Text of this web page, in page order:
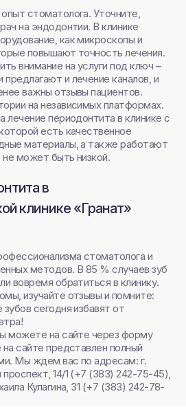
стоматолога. Уточните,
на эндодонтии. В клинике
как микроскопы и
повышают точность лечения.
внимание на услуги под ключ –
и лечение каналов, и
важны отзывы пациентов.
на независимых платформах.
лечение периодонтита в клинике с
есть качественное
материалы, а также работают
может быть низкой.
в
клинике «Гранат»
стоматолога и
методов. В 85 % случаев зуб
вовремя обратиться в клинику.
изучайте отзывы и помните:
сегодня избавят от
можете на сайте через форму
сайте представлен полный
Мы ждем вас по адресам: г.
14/1 (+7 (383) 242-75-45),
Кулагина, 31 (+7 (383) 242-78-